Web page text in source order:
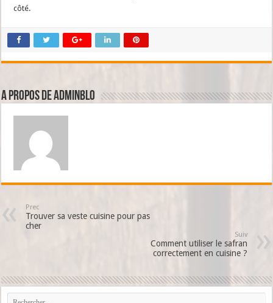
côté.
A propos de adminBlo
Prec
Trouver sa veste cuisine pour pas
cher
Suiv
Comment utiliser le safran
correctement en cuisine ?